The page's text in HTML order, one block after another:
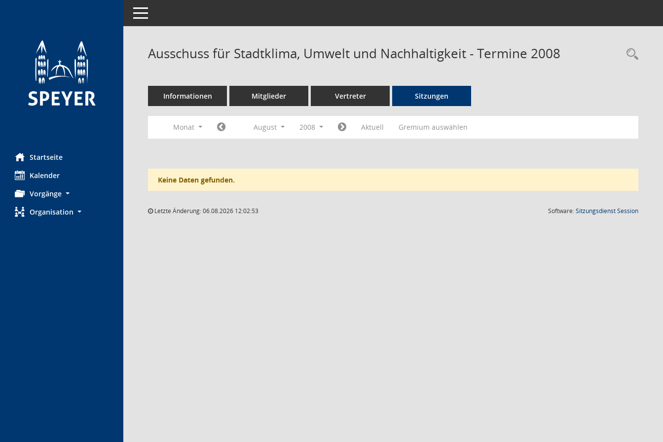
Startseite
Kalender
Vorgänge
Organisation
Toggle navigation
Ausschuss für Stadtklima, Umwelt und Nachhaltigkeit - Termine 2008
Informationen Mitglieder Vertreter Sitzungen
Monat August 2008 Aktuell Gremium auswählen
Keine Daten gefunden.
Letzte Änderung: 06.08.2026 12:02:53 Software:SitzungsdienstSession(Wird in